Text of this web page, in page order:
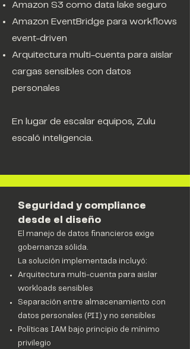
Amazon S3 como data lake seguro
Amazon EventBridge para workflows
event-driven
Arquitectura multi-cuenta para aislar
cargas sensibles con datos
personales
En lugar de escalar equipos, Zulu
escaló inteligencia.
Seguridad y compliance
desde el diseño
El manejo de datos financieros exige
gobernanza sólida.
La solución implementada incluyó:
Arquitectura multi-cuenta para aislar
workloads sensibles
Separación entre almacenamiento con
datos personales (PII) y no sensibles
Políticas IAM bajo principio de mínimo
privilegio